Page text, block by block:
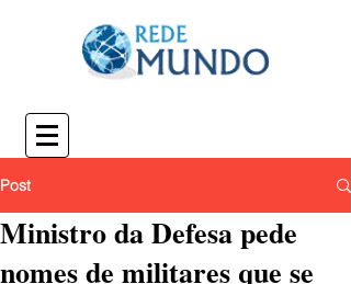
Post
Ministro da Defesa pede
nomes de militares que se